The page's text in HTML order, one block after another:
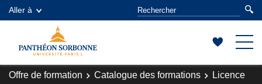
Aller à
Offre de formation Catalogue des formations
Licence